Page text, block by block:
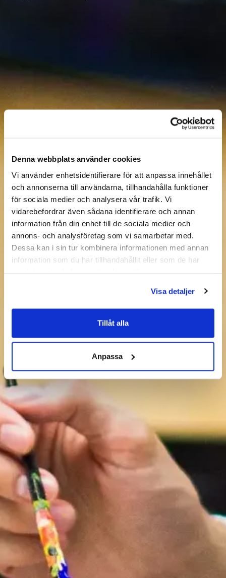
Denna webbplats använder cookies
Vi använder enhetsidentifierare för att anpassa innehållet
och annonserna till användarna, tillhandahålla funktioner
för sociala medier och analysera vår trafik. Vi
vidarebefordrar även sådana identifierare och annan
information från din enhet till de sociala medier och
annons- och analysföretag som vi samarbetar med.
Dessa kan i sin tur kombinera informationen med annan
information som du har tillhandahållit eller som de har
Visa detaljer
Tillåt alla
Anpassa